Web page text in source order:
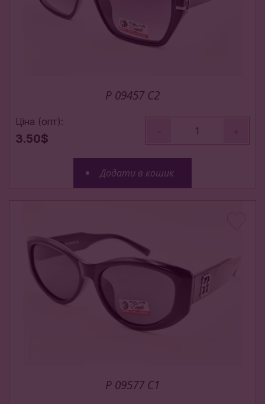
P 09457 C2
Ціна (опт):
3.50$
- +
Додати в кошик
P 09577 C1